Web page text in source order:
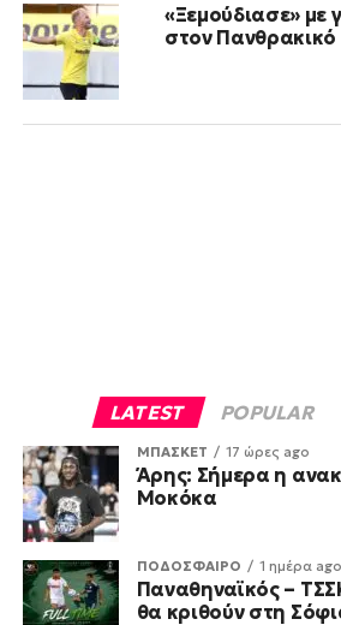
«Ξεμούδιασε» με
στον Πανθρακικό
LATEST POPULAR
ΜΠΑΣΚΕΤ 17 ώρες ago
Άρης: Σήμερα η
Μοκόκα
ΠΟΔΟΣΦΑΙΡΟ 1 ημέρα ago
Παναθηναϊκός –
θα κριθούν στη